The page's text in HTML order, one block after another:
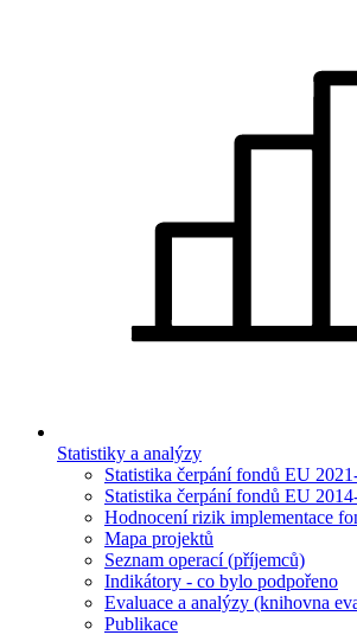
Statistiky a analýzy
Statistika čerpání fondů EU
Statistika čerpání fondů EU
Hodnocení rizik implementace
Mapa projektů
Seznam operací (příjemců)
Indikátory - co bylo podpořeno
Evaluace a analýzy (knihovna
Publikace